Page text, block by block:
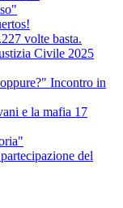
volte basta.
Civile 2025
Incontro in
e la mafia 17
del